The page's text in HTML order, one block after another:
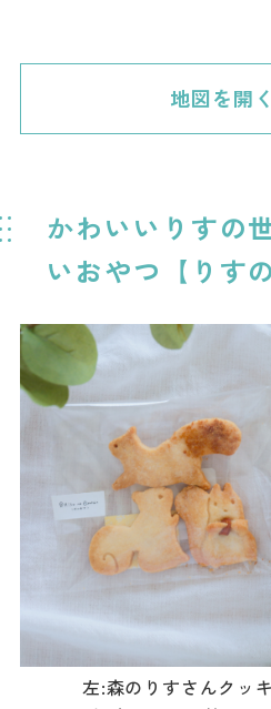
地図を開く
かわいいりすの
いおやつ【りす
左:森のりすさんクッ